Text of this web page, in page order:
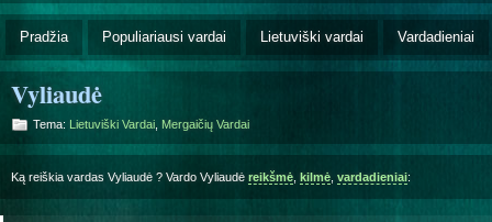
Pradžia Populiariausi vardai Lietuviški vardai Vardadieniai
Vyliaudė
Tema: Lietuviški Vardai Mergaičių Vardai
Ką reiškia vardas Vyliaudė ? Vardo Vyliaudė reikšmė kilmė vardadieniai: